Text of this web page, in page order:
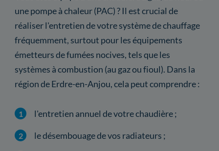
une pompe à chaleur (PAC) ? Il est crucial de
réaliser l'entretien de votre système de chauffage
fréquemment, surtout pour les équipements
émetteurs de fumées nocives, tels que les
systèmes à combustion (au gaz ou fioul). Dans la
région de Erdre-en-Anjou, cela peut comprendre :
l'entretien annuel de votre chaudière ;
le désembouage de vos radiateurs ;